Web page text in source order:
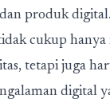
produk
cukup
tetapi juga
digital